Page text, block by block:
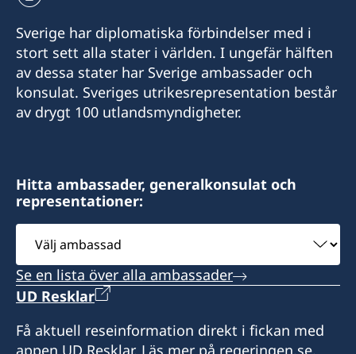
Sverige har diplomatiska förbindelser med i
stort sett alla stater i världen. I ungefär hälften
av dessa stater har Sverige ambassader och
konsulat. Sveriges utrikesrepresentation består
av drygt 100 utlandsmyndigheter.
Hitta ambassader, generalkonsulat och
representationer:
Välj
ambassad
Se en lista över alla ambassader
UD Resklar
Få aktuell reseinformation direkt i fickan med
appen UD Resklar. Läs mer på regeringen.se.